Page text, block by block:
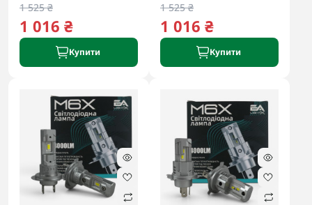
1 525 ₴
1 016 ₴
Купити
1 525 ₴
1 016 ₴
Купити